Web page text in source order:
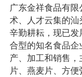
广东金祥食品有
术、人才云集的
辛勤耕耘，现已
合型的知名食品
产、加工和销售
片、燕麦片、方便